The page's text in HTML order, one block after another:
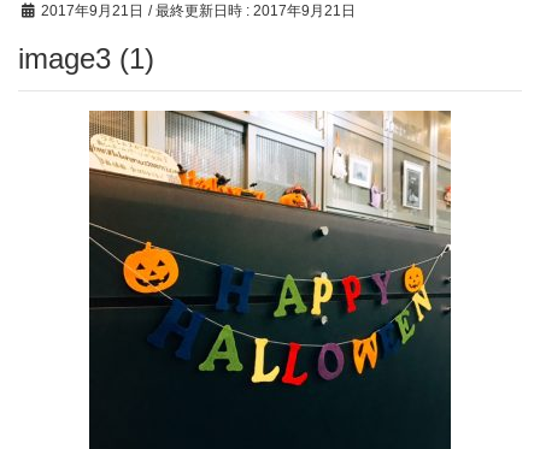
2017年9月21日 / 最終更新日時 : 2017年9月21日
image3 (1)